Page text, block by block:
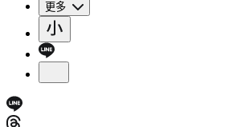
更多